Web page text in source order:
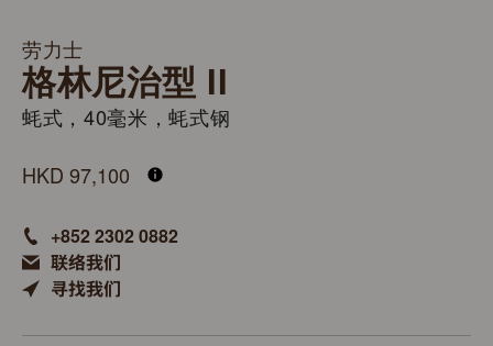
劳力士
格林尼治型 II
蚝式，40毫米，蚝式钢
HKD 97,100
+852 2302 0882
联络我们
寻找我们